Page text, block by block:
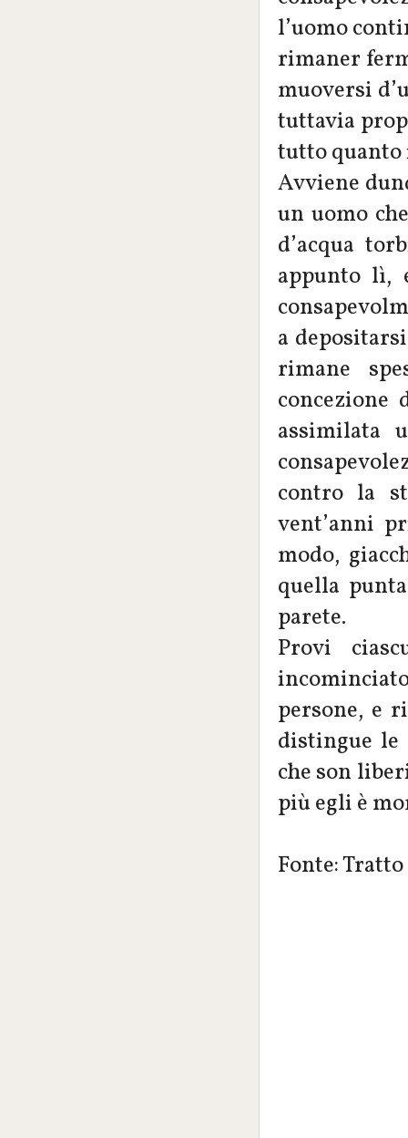
l’uomo
rimaner
muoversi
tuttavia
tutto quanto
Avviene
un uomo
d’acqua
appunto lì,
a
rimane
concezione
assimilata
contro la
vent’anni
modo,
quella
parete.
Provi
persone, e
distingue le
che son
più egli è
Fonte: Tratto